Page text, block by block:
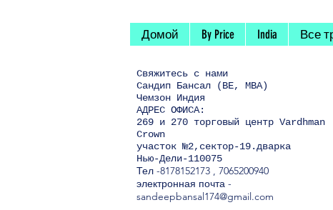
Домой By Price India Все
Свяжитесь с нами
Сандип Бансал (BE, MBA)
Чемзон Индия
АДРЕС ОФИСА:
269 и 270 торговый центр Vardhman
Crown
участок №2,сектор-19.дварка
Нью-Дели-110075
Тел -8178152173 , 7065200940
электронная почта -
sandeepbansal174@gmail.com